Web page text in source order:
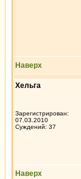
Наверх
Хельга
Зарегистрирован:
07.03.2010
Суждений: 37
Наверх